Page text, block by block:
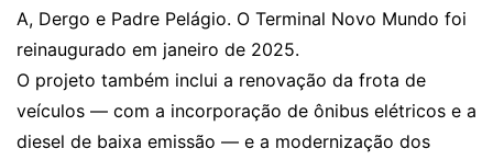
A, Dergo e Padre Pelágio. O Terminal Novo Mundo foi
reinaugurado em janeiro de 2025.
O projeto também inclui a renovação da frota de
veículos — com a incorporação de ônibus elétricos e a
diesel de baixa emissão — e a modernização dos